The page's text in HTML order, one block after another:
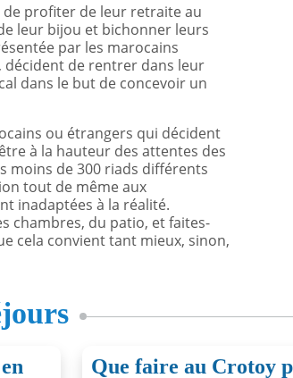
profiter de leur retraite au
leur bijou et bichonner leurs
par les marocains
décident de rentrer dans leur
dans le but de concevoir un
ou étrangers qui décident
à la hauteur des attentes des
moins de 300 riads différents
tout de même aux
inadaptées à la réalité.
chambres, du patio, et faites-
cela convient tant mieux, sinon,
Que faire au Crotoy